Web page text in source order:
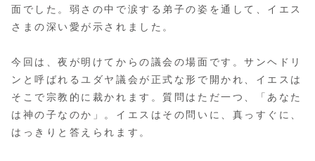
面でした。弱さの中で涙する弟子の姿を通して、イエス
さまの深い愛が示されました。
今回は、夜が明けてからの議会の場面です。サンヘドリ
ンと呼ばれるユダヤ議会が正式な形で開かれ、イエスは
そこで宗教的に裁かれます。質問はただ一つ、「あなた
は神の子なのか」。イエスはその問いに、真っすぐに、
はっきりと答えられます。